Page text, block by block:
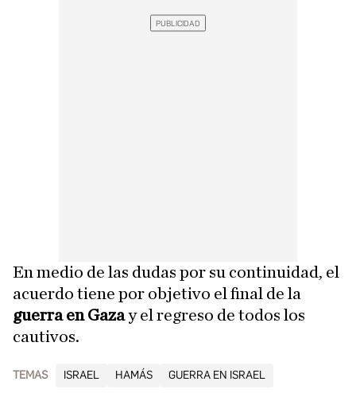
En medio de las dudas por su continuidad, el
acuerdo tiene por objetivo el final de la
guerra en Gazay el regreso de todos los
cautivos.
TEMAS ISRAEL HAMÁS GUERRA EN ISRAEL